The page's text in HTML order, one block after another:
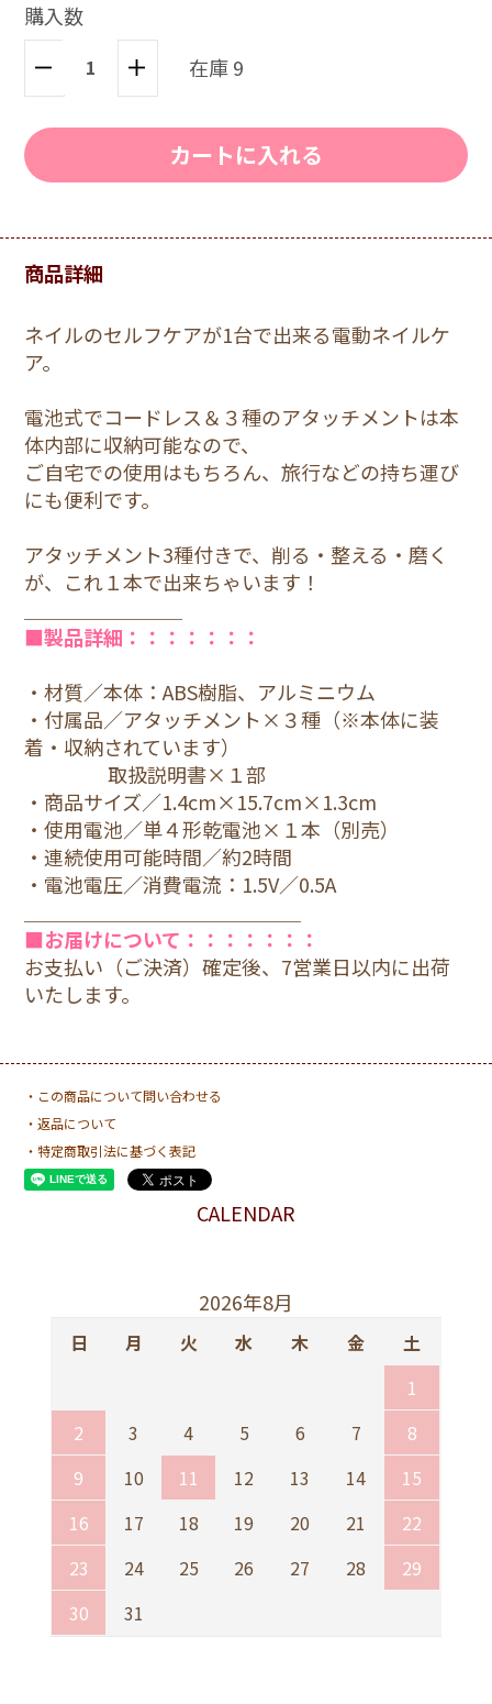
購入数
在庫 9
カートに入れる
商品詳細
ネイルのセルフケアが1台で出来る電動ネイルケ
ア。
電池式でコードレス＆３種のアタッチメントは本
体内部に収納可能なので、
ご自宅での使用はもちろん、旅行などの持ち運び
にも便利です。
アタッチメント3種付きで、削る・整える・磨く
が、これ１本で出来ちゃいます！
■製品詳細：：：：：：：
・材質／本体：ABS樹脂、アルミニウム
・付属品／アタッチメント×３種（※本体に装
着・収納されています）
取扱説明書×１部
・商品サイズ／1.4cm×15.7cm×1.3cm
・使用電池／単４形乾電池×１本（別売）
・連続使用可能時間／約2時間
・電池電圧／消費電流：1.5V／0.5A
■お届けについて：：：：：：：
お支払い（ご決済）確定後、7営業日以内に出荷
いたします。
・この商品について問い合わせる
・返品について
・特定商取引法に基づく表記
CALENDAR
2026年8月
日 月 火 水 木 金
土
1
2
3 4 5 6 7
8
9
10 11 12 13 14
15
16
17 18 19 20 21
22
23
24 25 26 27 28
29
30
31